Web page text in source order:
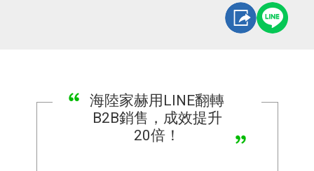
海陸家赫用LINE翻轉
B2B銷售，成效提升
20倍！